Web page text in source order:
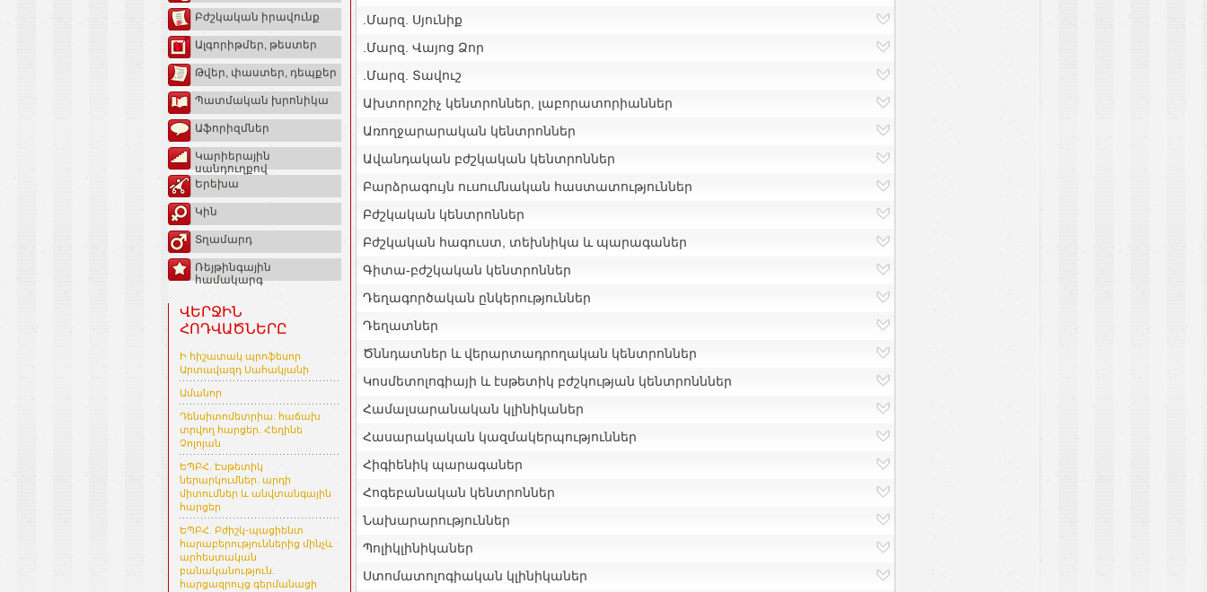
Բժշկական իրավունք
Ալգորիթմեր, թեստեր
Թվեր, փաստեր, դեպքեր
Պատմական խրոնիկա
Աֆորիզմներ
Կարիերային
սանդուղքով
Երեխա
Կին
Տղամարդ
Ռեյթինգային
համակարգ
ՎԵՐՋԻՆ
ՀՈԴՎԱԾՆԵՐԸ
Ի հիշատակ պրոֆեսոր
Արտավազդ Սահակյանի
Ամանոր
Դենսիտոմետրիա. հաճախ
տրվող հարցեր. Հեղինե
Չոլոյան
ԵՊԲՀ. Էսթետիկ
ներարկումներ. արդի
միտումներ և անվտանգային
հարցեր
ԵՊԲՀ. Բժիշկ-պացիենտ
հարաբերություններից մինչև
արհեստական
բանականություն.
հարցազրույց գերմանացի
.Մարզ. Սյունիք
.Մարզ. Վայոց Ձոր
.Մարզ. Տավուշ
Ախտորոշիչ կենտրոններ, լաբորատորիաններ
Առողջարարական կենտրոններ
Ավանդական բժշկական կենտրոններ
Բարձրագույն ուսումնական հաստատություններ
Բժշկական կենտրոններ
Բժշկական հագուստ, տեխնիկա և պարագաներ
Գիտա-բժշկական կենտրոններ
Դեղագործական ընկերություններ
Դեղատներ
Ծննդատներ և վերարտադրողական կենտրոններ
Կոսմետոլոգիայի և էսթետիկ բժշկության կենտրոնններ
Համալսարանական կլինիկաներ
Հասարակական կազմակերպություններ
Հիգիենիկ պարագաներ
Հոգեբանական կենտրոններ
Նախարարություններ
Պոլիկլինիկաներ
Ստոմատոլոգիական կլինիկաներ